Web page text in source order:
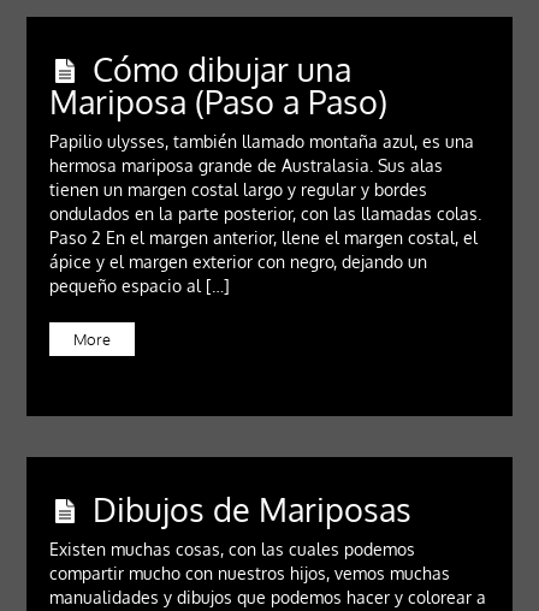
Cómo dibujar una
Mariposa (Paso a Paso)
Papilio ulysses, también llamado montaña azul, es una
hermosa mariposa grande de Australasia. Sus alas
tienen un margen costal largo y regular y bordes
ondulados en la parte posterior, con las llamadas colas.
Paso 2 En el margen anterior, llene el margen costal, el
ápice y el margen exterior con negro, dejando un
pequeño espacio al […]
More
Dibujos de Mariposas
Existen muchas cosas, con las cuales podemos
compartir mucho con nuestros hijos, vemos muchas
manualidades y dibujos que podemos hacer y colorear a